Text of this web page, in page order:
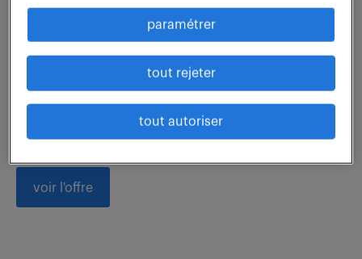
En tant que Contrôleur Tridimensionnel, vous serez
en charge des missions suivantes : Vous gérerez et
réaliserez des opérations de contrôle sur machine
voir l'offre
paramétrer
tout rejeter
tout autoriser